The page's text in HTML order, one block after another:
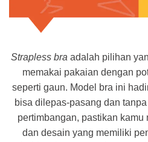
Strapless bra adalah pilihan
memakai pakaian dengan
seperti gaun. Model bra ini
bisa dilepas-pasang dan
pertimbangan, pastikan
dan desain yang memiliki